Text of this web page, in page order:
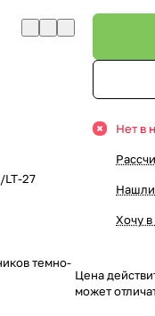
LT-27
темно-
Нет в
Хочу
Цена
может